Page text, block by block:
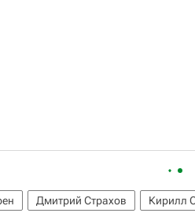
Дмитрий Страхов
Кирилл